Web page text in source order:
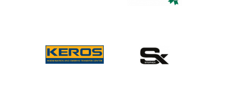
Afbeelding
Afbeelding